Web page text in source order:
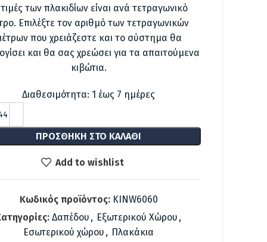
was:
37.08 €.
τιμή
είναι:
29.90 €.
των πλακιδίων είναι ανά τετραγωνικό
Επιλέξτε τον αριθμό των τετραγωνικών
που χρειάζεστε και το σύστημα θα
και θα σας χρεώσει για τα απαιτούμενα
κιβώτια.
Διαθεσιμότητα: 1 έως 7 ημέρες
ΠΡΟΣΘΉΚΗ ΣΤΟ ΚΑΛΆΘΙ
Add to wishlist
Κωδικός προϊόντος: KINW6060
Δαπέδου , Εξωτερικού Χώρου ,
Εσωτερικού χώρου , Πλακάκια